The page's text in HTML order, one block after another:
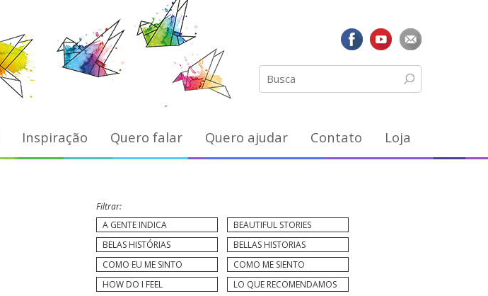
Inspiração Quero falar Quero ajudar Contato Loja
Filtrar:
A GENTE INDICA
BEAUTIFUL STORIES
BELAS HISTÓRIAS
BELLAS HISTORIAS
COMO EU ME SINTO
COMO ME SIENTO
HOW DO I FEEL
LO QUE RECOMENDAMOS